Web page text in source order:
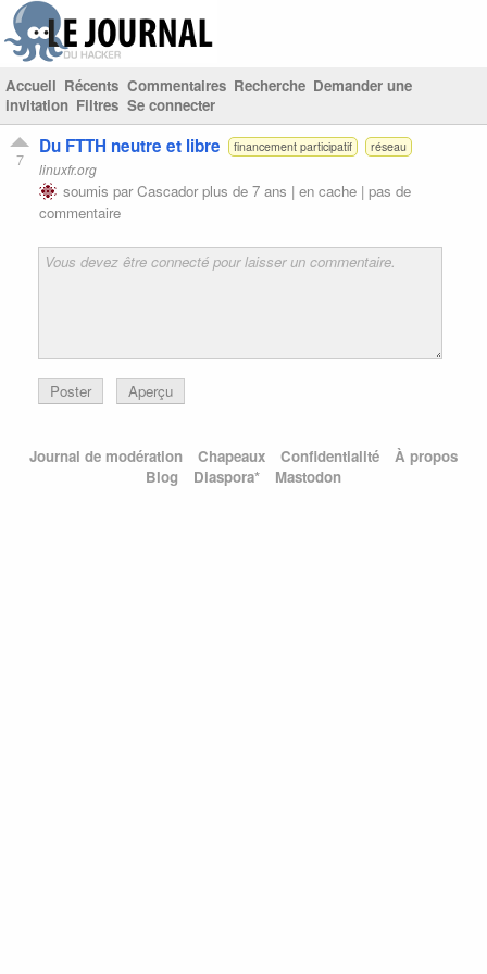
Accueil Récents Commentaires Recherche Demander une
invitation Filtres Se connecter
7
Du FTTH neutre et libre financement participatif réseau
linuxfr.org
soumis parCascadorplus de 7 ans | en cache | pas de
commentaire
Poster Aperçu
Journal de modération Chapeaux Confidentialité
À propos
Blog
Diaspora* Mastodon